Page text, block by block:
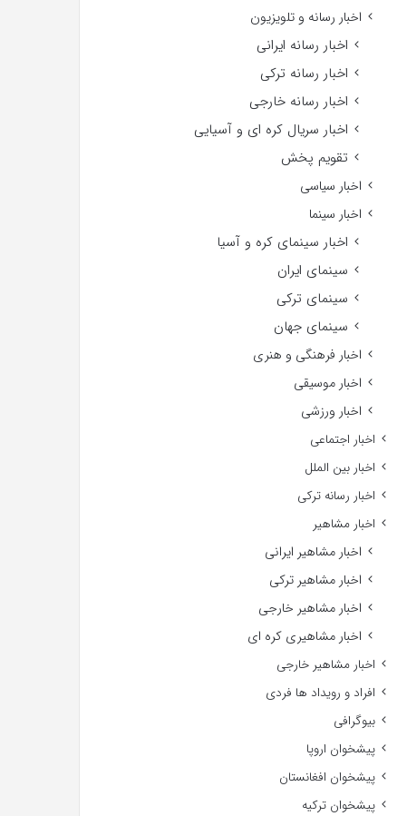
اخبار رسانه و تلویزیون
اخبار رسانه ایرانی
اخبار رسانه ترکی
اخبار رسانه خارجی
اخبار سریال کره ای و آسیایی
تقویم پخش
اخبار سیاسی
اخبار سینما
اخبار سینمای کره و آسیا
سینمای ایران
سینمای ترکی
سینمای جهان
اخبار فرهنگی و هنری
اخبار موسیقی
اخبار ورزشی
اخبار اجتماعی
اخبار بین الملل
اخبار رسانه ترکی
اخبار مشاهیر
اخبار مشاهیر ایرانی
اخبار مشاهیر ترکی
اخبار مشاهیر خارجی
اخبار مشاهیری کره ای
اخبار مشاهیر خارجی
افراد و رویداد ها فردی
بیوگرافی
پیشخوان اروپا
پیشخوان افغانستان
پیشخوان ترکیه